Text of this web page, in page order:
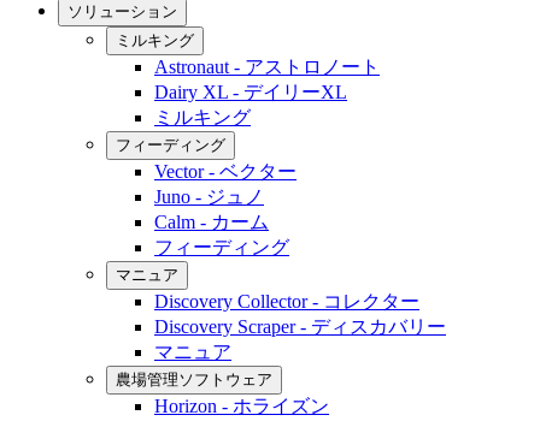
ソリューション
ミルキング
Astronaut - アストロノート
Dairy XL - デイリーXL
ミルキング
フィーディング
Vector - ベクター
Juno - ジュノ
Calm - カーム
フィーディング
マニュア
Discovery Collector - コレクター
Discovery Scraper - ディスカバリー
マニュア
農場管理ソフトウェア
Horizon - ホライズン